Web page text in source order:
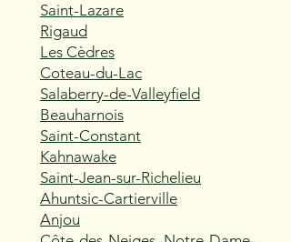
Saint-Lazare
Rigaud
Les Cèdres
Coteau-du-Lac
Salaberry-de-Valleyfield
Beauharnois
Saint-Constant
Kahnawake
Saint-Jean-sur-Richelieu
Ahuntsic-Cartierville
Anjou